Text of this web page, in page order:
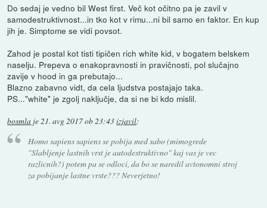
Do sedaj je vedno bil West first. Več kot očitno pa je zavil v
samodestruktivnost...in tko kot v rimu...ni bil samo en faktor. En kup
jih je. Simptome se vidi povsot.
Zahod je postal kot tisti tipičen rich white kid, v bogatem belskem
naselju. Prepeva o enakopravnosti in pravičnosti, pol slučajno
zavije v hood in ga prebutajo...
Blazno zabavno vidt, da cela ljudstva postajajo taka.
PS..."white" je zgolj naključje, da si ne bi kdo mislil.
bosmla je21. avg 2017 ob 23:43izjavil:
Homo sapiens sapiens se pobija med sabo (mimogrede
"Slabljenje lastnih vrst je autodestruktivno" kaj vas je vec
razlicnih?) potem pa se odloci, da bo se naredil avtonomni stroj
za pobijanje lastne vrste??? Neverjetno!